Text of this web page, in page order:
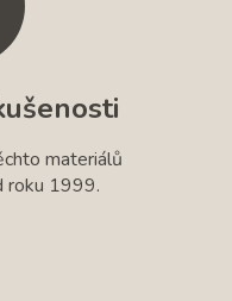
materiálů
roku 1999.